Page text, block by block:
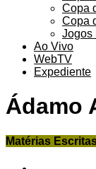
Copa
Copa
Jogos
Ao Vivo
WebTV
Expediente
Ádamo
Matérias